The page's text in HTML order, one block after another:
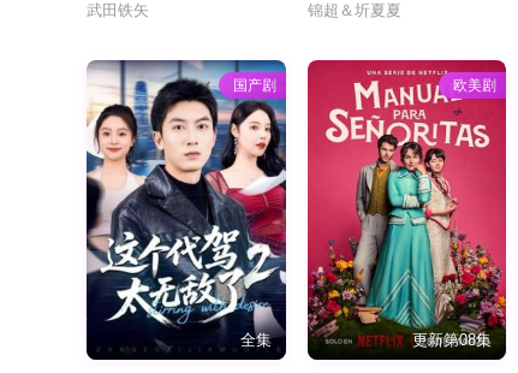
武田铁矢 锦超＆圻夏夏
国产剧
全集
欧美剧
更新第08集